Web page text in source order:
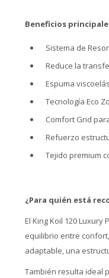
Beneficios
Sistema de
Reduce la
Espuma
Tecnología Eco
Comfort Grid
Refuerzo
Tejido premium
¿Para quién está
El King Koil 120
equilibrio entre
adaptable, una
También resulta ideal